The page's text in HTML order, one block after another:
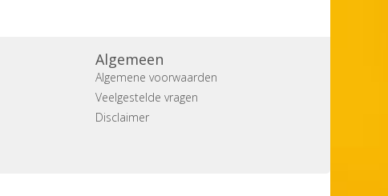
Algemeen
Algemene voorwaarden
Veelgestelde vragen
Disclaimer